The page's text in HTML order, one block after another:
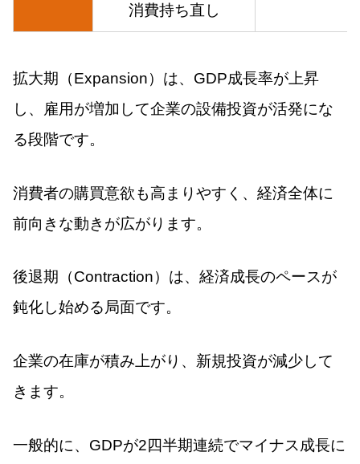
消費持ち直し
拡大期（Expansion）は、GDP成長率が上昇
し、雇用が増加して企業の設備投資が活発にな
る段階です。
消費者の購買意欲も高まりやすく、経済全体に
前向きな動きが広がります。
後退期（Contraction）は、経済成長のペースが
鈍化し始める局面です。
企業の在庫が積み上がり、新規投資が減少して
きます。
一般的に、GDPが2四半期連続でマイナス成長に